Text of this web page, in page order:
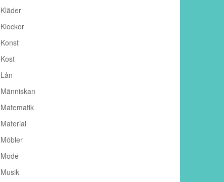
Kläder
Klockor
Konst
Kost
Lån
Människan
Matematik
Material
Möbler
Mode
Musik